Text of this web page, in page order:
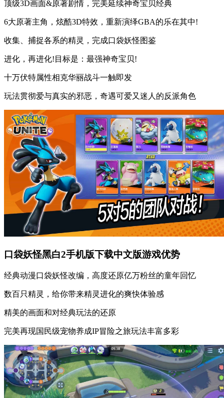
顶级3D画面&原著剧情，完美延续神奇宝贝经典
6大原著主角，炫酷3D特效，重新演绎GBA的乐在其中!
收集、捕捉各系的精灵，完成口袋妖怪图鉴
进化，再进化!目标是：最强神奇宝贝!
十万伏特属性相克华丽战斗一触即发
玩法贯彻爱与真实的邪恶，奇遇可爱又迷人的反派角色
口袋妖怪黑白2手机版下载中文版游戏优势
经典动漫口袋妖怪改编，高度还原亿万粉丝的童年回忆
数百只精灵，给你带来精灵进化的爽快体验感
精美的画面和对经典玩法的还原
完美再现国民级宠物养成IP冒险之旅玩法丰富多彩